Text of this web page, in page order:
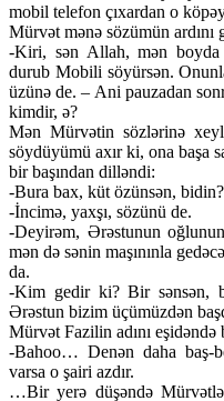
mobil telefon çıxardan o
Mürvət mənə sözümün
-Kiri, sən Allah, mən boyda
durub Mobili söyürsən.
üzünə de. – Ani pauzadan
kimdir, ə?
Mən Mürvətin sözlərinə
söydüyümü axır ki, ona başa
bir başından dilləndi:
-Bura bax, küt özünsən, bidin?
-İncimə, yaxşı, sözünü de.
-Deyirəm, Ərəstunun
mən də sənin maşınınla
da.
-Kim gedir ki? Bir sənsən,
Ərəstun bizim üçümüzdən
Mürvət Fazilin adını
-Bahoo… Denən daha baş-
varsa o şairi azdır.
…Bir yerə düşəndə